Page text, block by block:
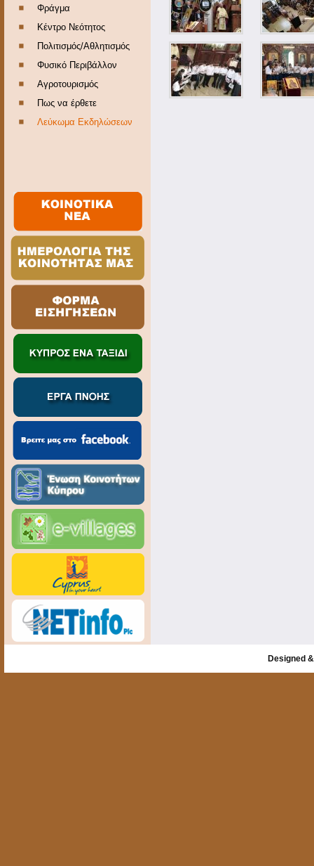
Φράγμα
Κέντρο Νεότητος
Πολιτισμός/Αθλητισμός
Φυσικό Περιβάλλον
Αγροτουρισμός
Πως να έρθετε
Λεύκωμα Εκδηλώσεων
Designed